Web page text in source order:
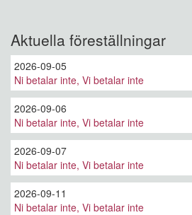
Aktuella föreställningar
2026-09-05
Ni betalar inte, Vi betalar inte
2026-09-06
Ni betalar inte, Vi betalar inte
2026-09-07
Ni betalar inte, Vi betalar inte
2026-09-11
Ni betalar inte, Vi betalar inte